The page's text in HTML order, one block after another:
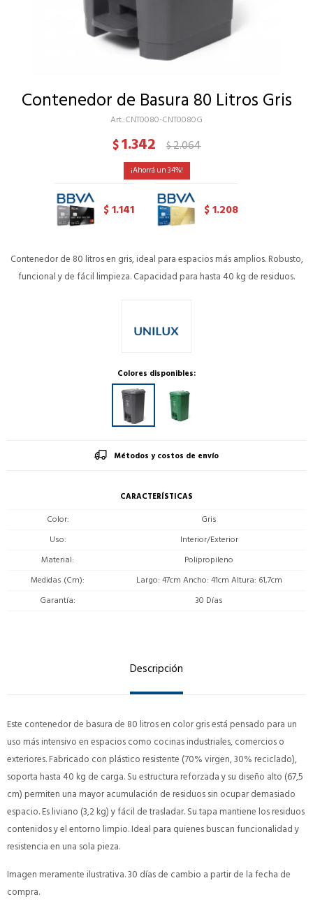
Contenedor de Basura 80 Litros Gris
CNT0080-CNT0080G
$1.342 $2.064
34
$1.141 $1.208
Contenedor de 80 litros en gris, ideal para espacios más amplios. Robusto,
funcional y de fácil limpieza. Capacidad para hasta 40 kg de residuos.
Colores disponibles:
Métodos y costos de envío
CARACTERÍSTICAS
Color
Gris
Uso
Interior/Exterior
Material
Polipropileno
Medidas (Cm)
Largo: 47cm Ancho: 41cm Altura: 61,7cm
Garantía
30 Días
Descripción
Este contenedor de basura de 80 litros en color gris está pensado para un
uso más intensivo en espacios como cocinas industriales, comercios o
exteriores. Fabricado con plástico resistente (70% virgen, 30% reciclado),
soporta hasta 40 kg de carga. Su estructura reforzada y su diseño alto (67,5
cm) permiten una mayor acumulación de residuos sin ocupar demasiado
espacio. Es liviano (3,2 kg) y fácil de trasladar. Su tapa mantiene los residuos
contenidos y el entorno limpio. Ideal para quienes buscan funcionalidad y
resistencia en una sola pieza.
Imagen meramente ilustrativa. 30 días de cambio a partir de la fecha de
compra.